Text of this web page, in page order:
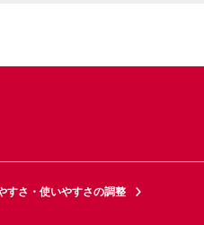
すさ・使いやすさの調整